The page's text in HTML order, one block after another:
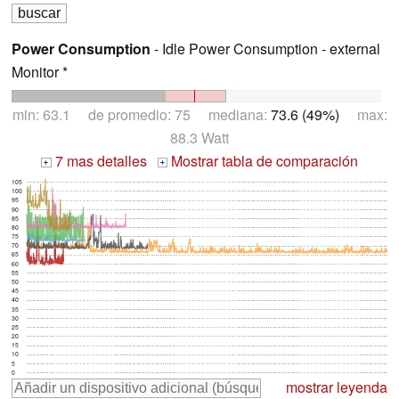
Power Consumption - Idle Power Consumption - external
Monitor *
min: 63.1 de promedio: 75 mediana: 73.6 (49%) max:
88.3 Watt
+ 7 mas detalles + Mostrar tabla de comparación
0
5
10
15
20
25
30
35
40
45
50
55
60
65
70
75
80
85
90
95
100
105
mostrar leyenda